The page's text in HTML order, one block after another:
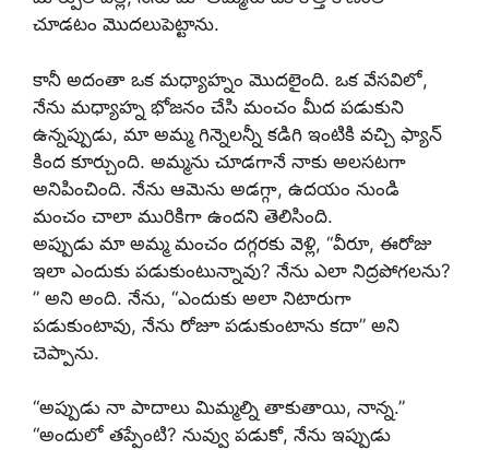
చూడటం మొదలుపెట్టాను.
కానీ అదంతా ఒక మధ్యాహ్నం మొదలైంది. ఒక వేసవిలో,
నేను మధ్యాహ్న భోజనం చేసి మంచం మీద పడుకుని
ఉన్నప్పుడు, మా అమ్మ గిన్నెలన్నీ కడిగి ఇంటికి వచ్చి ఫ్యాన్
కింద కూర్చుంది. అమ్మను చూడగానే నాకు అలసటగా
అనిపించింది. నేను ఆమెను అడగ్గా, ఉదయం నుండి
మంచం చాలా మురికిగా ఉందని తెలిసింది.
అప్పుడు మా అమ్మ మంచం దగ్గరకు వెళ్లి, “వీరూ, ఈరోజు
ఇలా ఎందుకు పడుకుంటున్నావు? నేను ఎలా నిద్రపోగలను?
” అని అంది. నేను, “ఎందుకు అలా నిటారుగా
పడుకుంటావు, నేను రోజూ పడుకుంటాను కదా” అని
చెప్పాను.
“అప్పుడు నా పాదాలు మిమ్మల్ని తాకుతాయి, నాన్న.”
“అందులో తప్పేంటి? నువ్వు పడుకో, నేను ఇప్పుడు